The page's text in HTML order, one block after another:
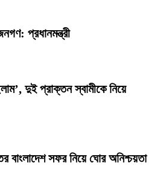
প্রধানমন্ত্রী
দুই প্রাক্তন স্বামীকে নিয়ে
বাংলাদেশ সফর নিয়ে ঘোর অনিশ্চয়তা